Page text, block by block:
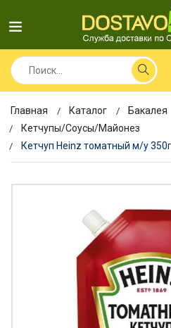
Главная Каталог
Бакалея
Кетчупы/Соусы/Майонез
Кетчуп Heinz томатный м/у 350г